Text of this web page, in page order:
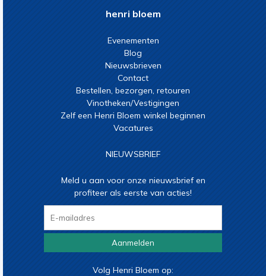
henri bloem
Evenementen
Blog
Nieuwsbrieven
Contact
Bestellen, bezorgen, retouren
Vinotheken/Vestigingen
Zelf een Henri Bloem winkel beginnen
Vacatures
NIEUWSBRIEF
Meld u aan voor onze nieuwsbrief en
profiteer als eerste van acties!
Aanmelden
Volg Henri Bloem op: